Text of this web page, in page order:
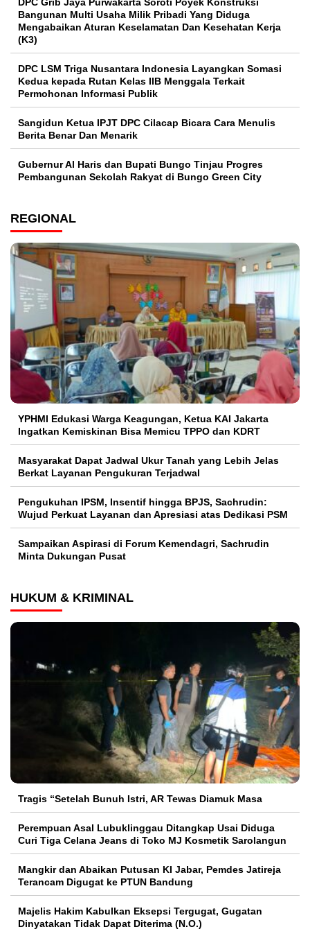
DPC Grib Jaya Purwakarta Soroti Poyek Konstruksi
Bangunan Multi Usaha Milik Pribadi Yang Diduga
Mengabaikan Aturan Keselamatan Dan Kesehatan Kerja
(K3)
DPC LSM Triga Nusantara Indonesia Layangkan Somasi
Kedua kepada Rutan Kelas IIB Menggala Terkait
Permohonan Informasi Publik
Sangidun Ketua IPJT DPC Cilacap Bicara Cara Menulis
Berita Benar Dan Menarik
​Gubernur Al Haris dan Bupati Bungo Tinjau Progres
Pembangunan Sekolah Rakyat di Bungo Green City
REGIONAL
YPHMI Edukasi Warga Keagungan, Ketua KAI Jakarta
Ingatkan Kemiskinan Bisa Memicu TPPO dan KDRT
Masyarakat Dapat Jadwal Ukur Tanah yang Lebih Jelas
Berkat Layanan Pengukuran Terjadwal
Pengukuhan IPSM, Insentif hingga BPJS, Sachrudin:
Wujud Perkuat Layanan dan Apresiasi atas Dedikasi PSM
Sampaikan Aspirasi di Forum Kemendagri, Sachrudin
Minta Dukungan Pusat
HUKUM & KRIMINAL
Tragis “Setelah Bunuh Istri, AR Tewas Diamuk Masa
Perempuan Asal Lubuklinggau Ditangkap Usai Diduga
Curi Tiga Celana Jeans di Toko MJ Kosmetik Sarolangun
Mangkir dan Abaikan Putusan KI Jabar, Pemdes Jatireja
Terancam Digugat ke PTUN Bandung
Majelis Hakim Kabulkan Eksepsi Tergugat, Gugatan
Dinyatakan Tidak Dapat Diterima (N.O.)